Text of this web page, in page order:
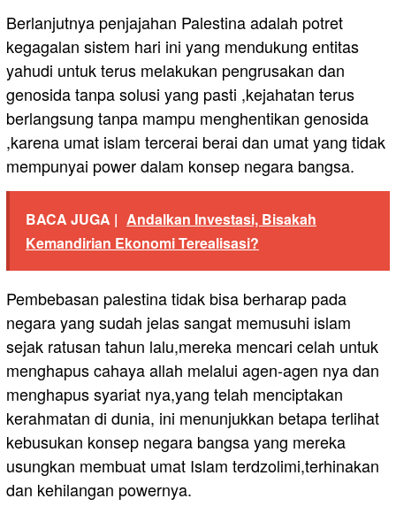
Berlanjutnya penjajahan Palestina adalah potret
kegagalan sistem hari ini yang mendukung entitas
yahudi untuk terus melakukan pengrusakan dan
genosida tanpa solusi yang pasti ,kejahatan terus
berlangsung tanpa mampu menghentikan genosida
,karena umat islam tercerai berai dan umat yang tidak
mempunyai power dalam konsep negara bangsa.
BACA JUGA | Andalkan Investasi, Bisakah
Kemandirian Ekonomi Terealisasi?
Pembebasan palestina tidak bisa berharap pada
negara yang sudah jelas sangat memusuhi islam
sejak ratusan tahun lalu,mereka mencari celah untuk
menghapus cahaya allah melalui agen-agen nya dan
menghapus syariat nya,yang telah menciptakan
kerahmatan di dunia, ini menunjukkan betapa terlihat
kebusukan konsep negara bangsa yang mereka
usungkan membuat umat Islam terdzolimi,terhinakan
dan kehilangan powernya.